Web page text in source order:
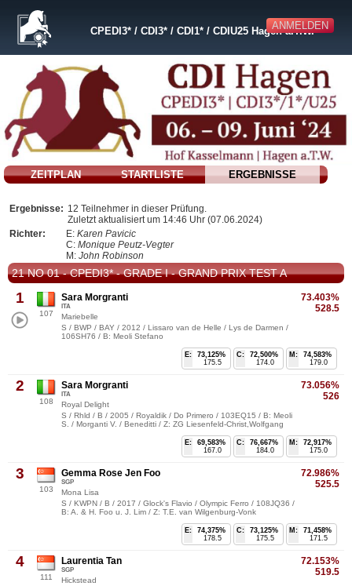
ANMELDEN
CPEDI3* / CDI3* / CDI1* / CDIU25 Hagen a.T.W.
ZEITPLAN STARTLISTE ERGEBNISSE
Ergebnisse: 12 Teilnehmer in dieser Prüfung.
Zuletzt aktualisiert um 14:46 Uhr (07.06.2024)
Richter:
E: Karen Pavicic
C: Monique Peutz-Vegter
M: John Robinson
21 NO 01 - CPEDI3* - GRADE I - GRAND PRIX TEST A
1
107
73.403%
528.5
Sara Morgranti
ITA
Mariebelle
S / BWP / BAY / 2012 / Lissaro van de Helle / Lys de Darmen /
106SH76 / B: Meoli Stefano
M:
74,583%
179.0
C:
72,500%
174.0
E:
73,125%
175.5
2
108
73.056%
526
Sara Morgranti
ITA
Royal Delight
S / Rhld / B / 2005 / Royaldik / Do Primero / 103EQ15 / B: Meoli
S. / Morganti V. / Beneditti / Z: ZG Liesenfeld-Christ,Wolfgang
M:
72,917%
175.0
C:
76,667%
184.0
E:
69,583%
167.0
3
103
72.986%
525.5
Gemma Rose Jen Foo
SGP
Mona Lisa
S / KWPN / B / 2017 / Glock's Flavio / Olympic Ferro / 108JQ36 /
B: A. & H. Foo u. J. Lim / Z: T.E. van Wilgenburg-Vonk
M:
71,458%
171.5
C:
73,125%
175.5
E:
74,375%
178.5
4
111
72.153%
519.5
Laurentia Tan
SGP
Hickstead